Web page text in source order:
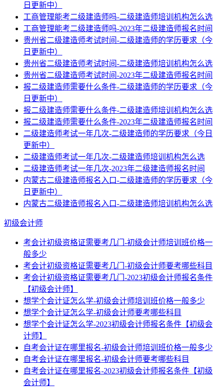
日更新中）
工商管理能考二级建造师吗-二级建造师培训机构怎么选
工商管理能考二级建造师吗-2023年二级建造师报名时间
贵州省二级建造师考试时间-二级建造师的学历要求（今
日更新中）
贵州省二级建造师考试时间-二级建造师培训机构怎么选
贵州省二级建造师考试时间-2023年二级建造师报名时间
报二级建造师需要什么条件-二级建造师的学历要求（今
日更新中）
报二级建造师需要什么条件-二级建造师培训机构怎么选
报二级建造师需要什么条件-2023年二级建造师报名时间
二级建造师考试一年几次-二级建造师的学历要求（今日
更新中）
二级建造师考试一年几次-二级建造师培训机构怎么选
二级建造师考试一年几次-2023年二级建造师报名时间
内蒙古二级建造师报名入口-二级建造师的学历要求（今
日更新中）
内蒙古二级建造师报名入口-二级建造师培训机构怎么选
初级会计师
考会计初级资格证需要考几门-初级会计师培训班价格一
般多少
考会计初级资格证需要考几门-初级会计师要考哪些科目
考会计初级资格证需要考几门-2023初级会计师报名条件
【初级会计师】
想学个会计证怎么学-初级会计师培训班价格一般多少
想学个会计证怎么学-初级会计师要考哪些科目
想学个会计证怎么学-2023初级会计师报名条件【初级会
计师】
自考会计证在哪里报名-初级会计师培训班价格一般多少
自考会计证在哪里报名-初级会计师要考哪些科目
自考会计证在哪里报名-2023初级会计师报名条件【初级
会计师】